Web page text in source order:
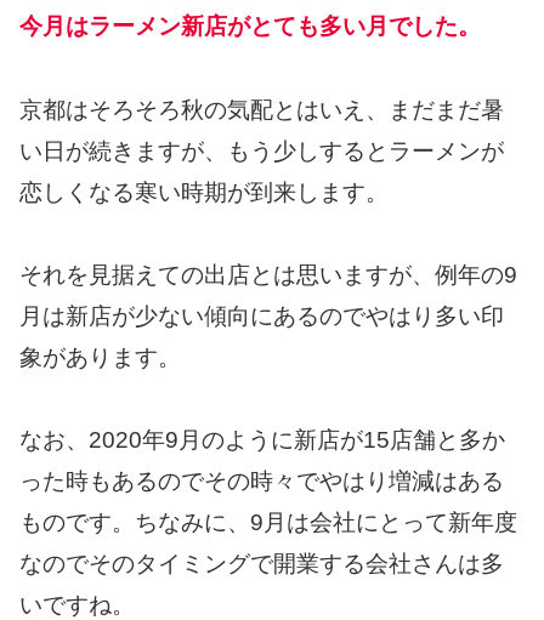
今月はラーメン新店がとても多い月でした。
京都はそろそろ秋の気配とはいえ、まだまだ暑
い日が続きますが、もう少しするとラーメンが
恋しくなる寒い時期が到来します。
それを見据えての出店とは思いますが、例年の9
月は新店が少ない傾向にあるのでやはり多い印
象があります。
なお、2020年9月のように新店が15店舗と多か
った時もあるのでその時々でやはり増減はある
ものです。ちなみに、9月は会社にとって新年度
なのでそのタイミングで開業する会社さんは多
いですね。